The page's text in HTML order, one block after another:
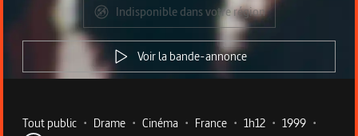
Indisponible dans votre région
Voir la bande-annonce
Metadata du programme
Tout public • Drame • Cinéma • France • 1h12 • 1999 •